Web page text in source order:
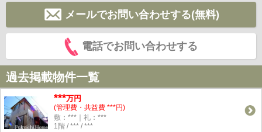
メールでお問い合わせする(無料)
電話でお問い合わせする
過去掲載物件一覧
***万円
(管理費・共益費 ***円)
敷：***｜礼：***
1階 / *** / ***